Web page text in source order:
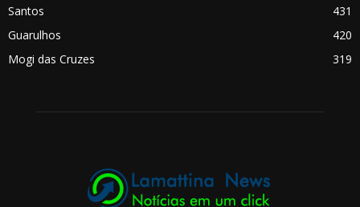
Santos
431
Guarulhos
420
Mogi das Cruzes
319